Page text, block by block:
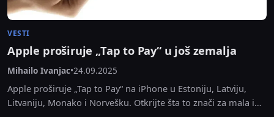
VESTI
Apple proširuje „Tap to Pay“ u još zemalja
Mihailo Ivanjac•24.09.2025
Apple proširuje „Tap to Pay“ na iPhone u Estoniju, Latviju,
Litvaniju, Monako i Norvešku. Otkrijte šta to znači za mala i